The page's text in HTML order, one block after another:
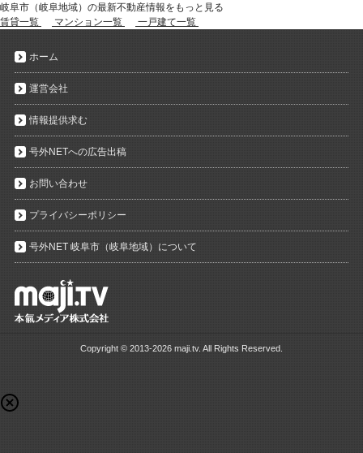
岐阜市（岐阜地域）の最新不動産情報をもっと見る
賃貸一覧
マンション一覧 一戸建て一覧
ホーム
運営会社
情報提供求む
号外NETへの広告出稿
お問い合わせ
プライバシーポリシー
号外NET 岐阜市（岐阜地域）について
Copyright © 2013-2026 maji.tv. All Rights Reserved.